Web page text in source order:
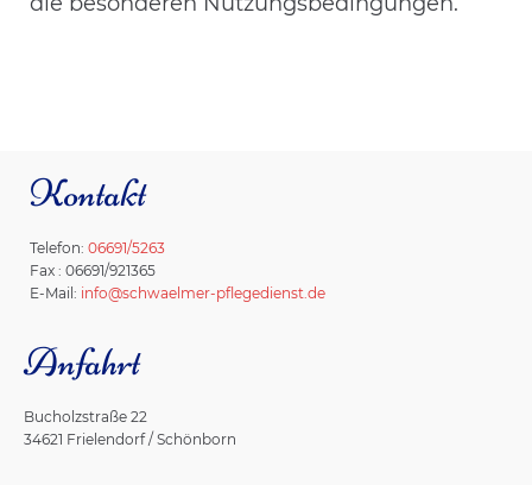
Kontakt
Telefon: 06691/5263
Fax : 06691/921365
E-Mail: info@schwaelmer-pflegedienst.de
Anfahrt
Bucholzstraße 22
34621 Frielendorf / Schönborn